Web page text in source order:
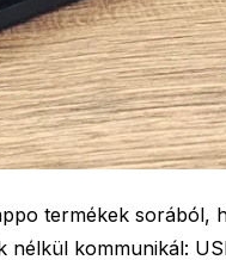
termékek sorából,
nélkül kommunikál: